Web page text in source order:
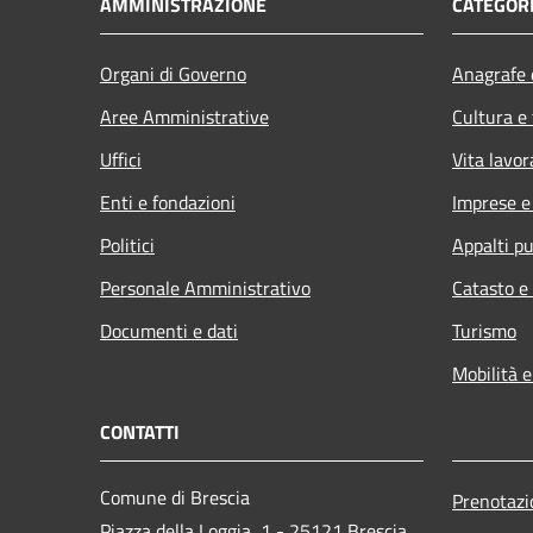
Organi di Governo
Aree Amministrative
Uffici
Enti e fondazioni
Politici
Personale Amministrativo
Documenti e dati
Cultura
Vita
Imprese
Appalti
Catasto
Turismo
Mobilità
CONTATTI
Comune di Brescia